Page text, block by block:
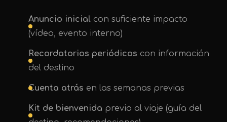
Anuncio inicial con suficiente impacto
(vídeo, evento interno)
Recordatorios periódicos con información
del destino
Cuenta atrás en las semanas previas
Kit de bienvenida previo al viaje (guía del